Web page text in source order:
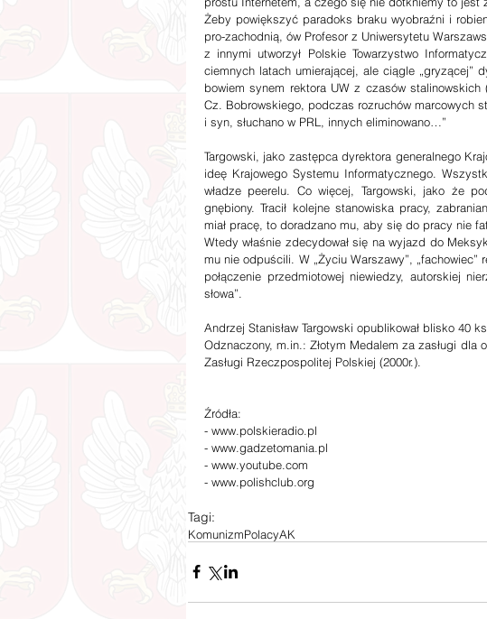
Żeby powiększyć paradoks braku wyobraźni i
pro-zachodnią, ów Profesor z Uniwersytetu
z innymi utworzył Polskie Towarzystwo
ciemnych latach umierającej, ale ciągle „gryzącej”
bowiem synem rektora UW z czasów stalinowskich
Cz. Bobrowskiego, podczas rozruchów marcowych
i syn, słuchano w PRL, innych eliminowano…”
Targowski, jako zastępca dyrektora generalnego
ideę Krajowego Systemu Informatycznego.
władze peerelu. Co więcej, Targowski, jako że
gnębiony. Tracił kolejne stanowiska pracy,
miał pracę, to doradzano mu, aby się do pracy nie
Wtedy właśnie zdecydował się na wyjazd do
mu nie odpuścili. W „Życiu Warszawy”, „fachowiec”
połączenie przedmiotowej niewiedzy, autorskiej
słowa”.
Andrzej Stanisław Targowski opublikował blisko 40
Odznaczony, m.in.: Złotym Medalem za zasługi dla
Zasługi Rzeczpospolitej Polskiej (2000r.).
Źródła:
- www.polskieradio.pl
- www.gadzetomania.pl
- www.youtube.com
- www.polishclub.org
Tagi:
KomunizmPolacyAK